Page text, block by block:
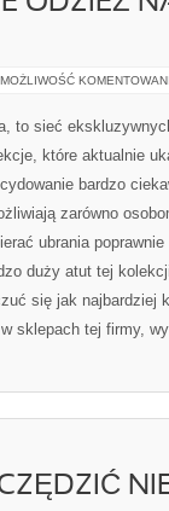
MOŻLIWOŚĆ
to sieć
które aktualnie
bardzo
zarówno
ubrania
duży atut tej
się jak najbardziej
sklepach tej firmy,